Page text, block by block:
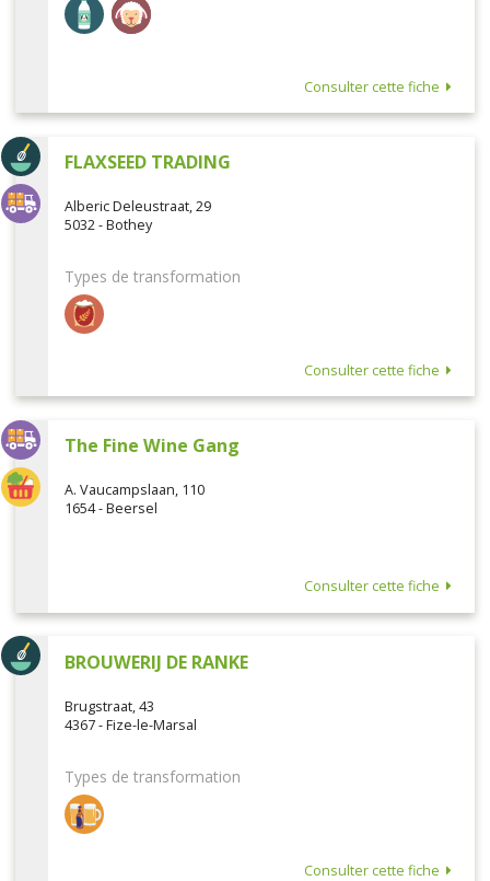
Consulter cette fiche
FLAXSEED TRADING
Alberic Deleustraat, 29
5032 - Bothey
Types de transformation
Consulter cette fiche
The Fine Wine Gang
A. Vaucampslaan, 110
1654 - Beersel
Consulter cette fiche
BROUWERIJ DE RANKE
Brugstraat, 43
4367 - Fize-le-Marsal
Types de transformation
Consulter cette fiche